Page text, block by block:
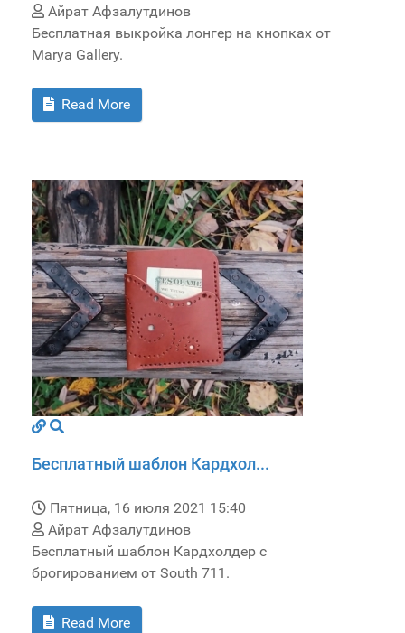
Айрат Афзалутдинов
Бесплатная выкройка лонгер на кнопках от
Marya Gallery.
Read More
Бесплатный шаблон Кардхол...
Пятница, 16 июля 2021 15:40
Айрат Афзалутдинов
Бесплатный шаблон Кардхолдер с
брогированием от South 711.
Read More